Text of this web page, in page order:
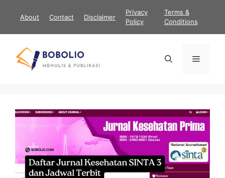
About Contact Disclaimer
Privacy
Policy
Terms &
Conditions
Menu